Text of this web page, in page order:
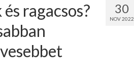
30
NOV 2022
ragacsos?